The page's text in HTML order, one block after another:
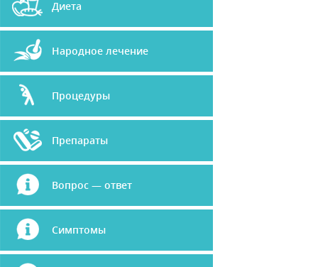
Диета
Народное лечение
Процедуры
Препараты
Вопрос — ответ
Симптомы